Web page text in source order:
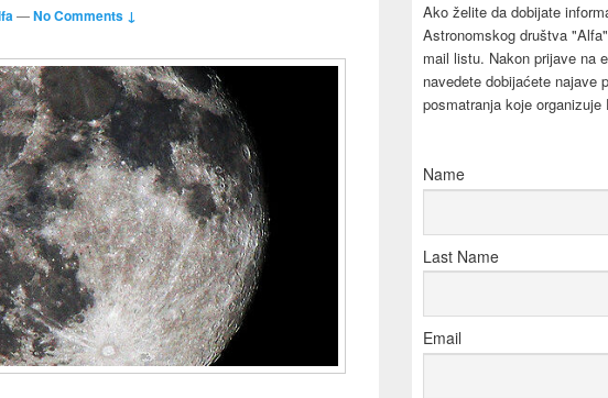
—No Comments ↓
Ako želite da dobijate
Astronomskog društva
mail listu. Nakon prijave na
navedete dobijaćete najave
posmatranja koje organizuje
Name
Last Name
Email